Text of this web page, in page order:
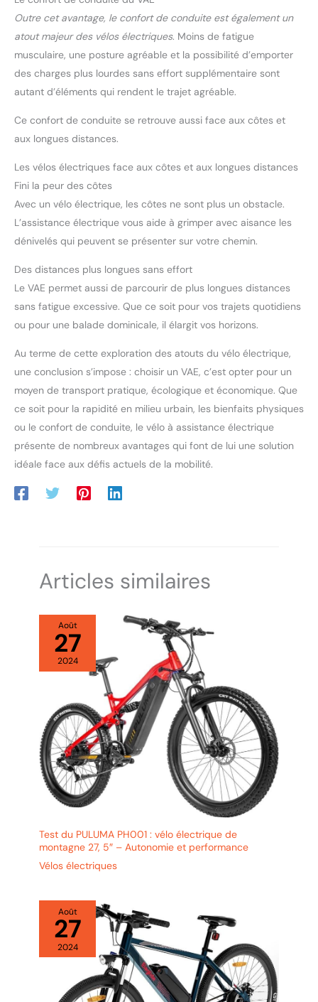
Outre cet avantage, le confort de conduite est également un
atout majeur des vélos électriques. Moins de fatigue
musculaire, une posture agréable et la possibilité d’emporter
des charges plus lourdes sans effort supplémentaire sont
autant d’éléments qui rendent le trajet agréable.
Ce confort de conduite se retrouve aussi face aux côtes et
aux longues distances.
Les vélos électriques face aux côtes et aux longues distances
Fini la peur des côtes
Avec un vélo électrique, les côtes ne sont plus un obstacle.
L’assistance électrique vous aide à grimper avec aisance les
dénivelés qui peuvent se présenter sur votre chemin.
Des distances plus longues sans effort
Le VAE permet aussi de parcourir de plus longues distances
sans fatigue excessive. Que ce soit pour vos trajets quotidiens
ou pour une balade dominicale, il élargit vos horizons.
Au terme de cette exploration des atouts du vélo électrique,
une conclusion s’impose : choisir un VAE, c’est opter pour un
moyen de transport pratique, écologique et économique. Que
ce soit pour la rapidité en milieu urbain, les bienfaits physiques
ou le confort de conduite, le vélo à assistance électrique
présente de nombreux avantages qui font de lui une solution
idéale face aux défis actuels de la mobilité.
Articles similaires
Août
27
2024
Test du PULUMA PH001 : vélo électrique de
montagne 27, 5″ – Autonomie et performance
Vélos électriques
Août
27
2024